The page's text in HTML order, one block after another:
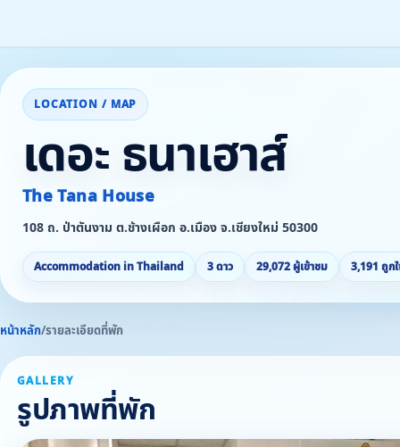
LOCATION / MAP
เดอะ ธนาเฮาส์
The Tana House
108 ถ. ป่าตันงาม ต.ช้างเผือก อ.เมือง จ.เชียงใหม่ 50300
Accommodation in Thailand 3 ดาว 29,072 ผู้เข้าชม 3,191 ถูก
หน้าหลัก/รายละเอียดที่พัก
GALLERY
รูปภาพที่พัก